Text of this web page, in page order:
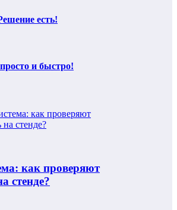
есть!
и быстро!
как проверяют
стенде?